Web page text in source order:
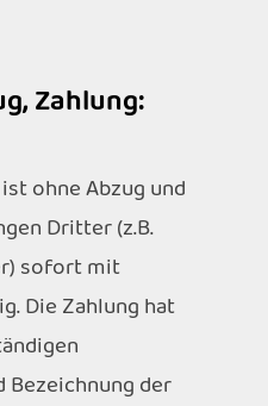
Zahlung:
ohne Abzug und
Dritter (z.B.
sofort mit
Die Zahlung hat
Bezeichnung der